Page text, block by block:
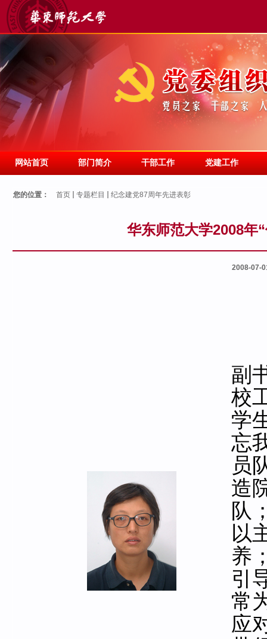
网站首页 部门简介 干部工作 党建工作
您的位置： 首页 专题栏目 纪念建党87周年先进表彰
华东师范大学2008年
2008-07-
副
校
学
忘
员
造
队
以
养
引
常
应